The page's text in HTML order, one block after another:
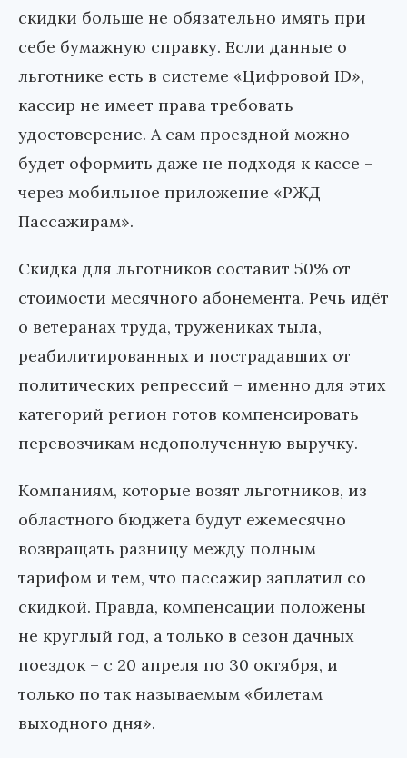
скидки больше не обязательно имять при
себе бумажную справку. Если данные о
льготнике есть в системе «Цифровой ID»,
кассир не имеет права требовать
удостоверение. А сам проездной можно
будет оформить даже не подходя к кассе –
через мобильное приложение «РЖД
Пассажирам».
Скидка для льготников составит 50% от
стоимости месячного абонемента. Речь идёт
о ветеранах труда, тружениках тыла,
реабилитированных и пострадавших от
политических репрессий – именно для этих
категорий регион готов компенсировать
перевозчикам недополученную выручку.
Компаниям, которые возят льготников, из
областного бюджета будут ежемесячно
возвращать разницу между полным
тарифом и тем, что пассажир заплатил со
скидкой. Правда, компенсации положены
не круглый год, а только в сезон дачных
поездок – с 20 апреля по 30 октября, и
только по так называемым «билетам
выходного дня».